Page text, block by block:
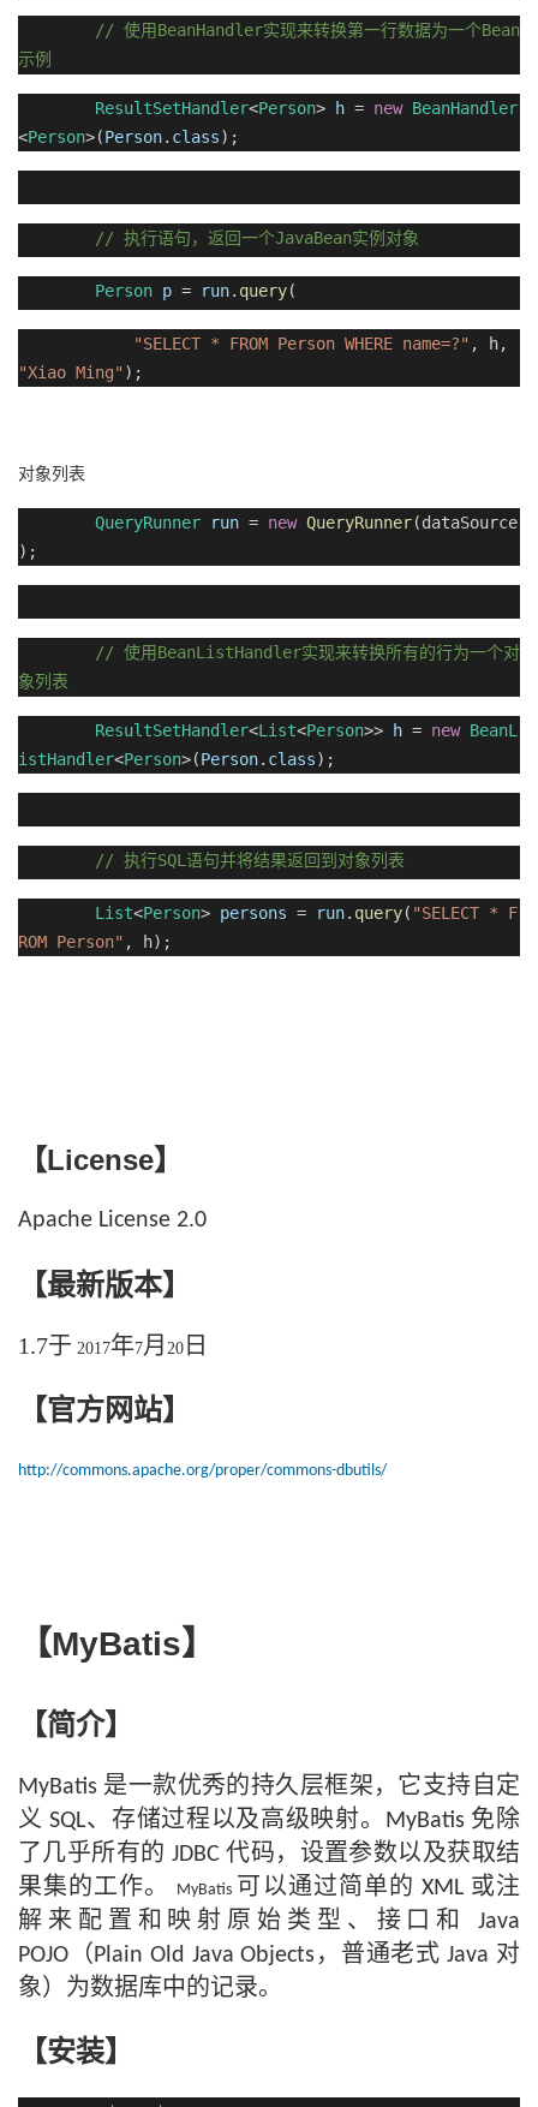
// 使用 BeanHandler实现来转换第一行数据为一个Bean
示例
ResultSetHandler<Person> h = new BeanHandler
<Person>(Person. class);
// 执行语句，返回一个JavaBean实例对象
Person p = run. query(
"SELECT * FROM Person WHERE name=?" , h,
"Xiao Ming" );
对象列表
QueryRunner run = new QueryRunner(dataSource
);
// 使用 BeanListHandler实现来转换所有的行为一个对
象列表
ResultSetHandler<List<Person>> h = new BeanL
istHandler<Person>(Person. class);
// 执行SQL 语句并将结果返回到对象列表
List<Person> persons = run. query( "SELECT * F
ROM Person" , h);
【License】
Apache License 2.0
【最新版本】
1.7于 2017年7月 20 日
【官方网站】
http://commons.apache.org/proper/commons-dbutils/
【MyBatis】
【简介】
MyBatis 是一款优秀的持久层框架，它支持自定
义 SQL、存储过程以及高级映射。 MyBatis 免除
了几乎所有的 JDBC代码，设置参数以及获取结
果集的工作。
MyBatis 可以通过简单的 XML 或注
解来配置和映射原始类型、接口和
Java
POJO （Plain Old Java Objects ，普通老式 Java 对
象）为数据库中的记录。
【安装】